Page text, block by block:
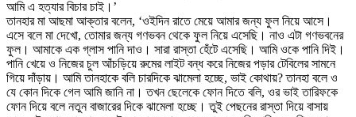
আমি এ হত্যার বিচার চাই।’
তানহার মা আছমা আক্তার বলেন, ‘ওইদিন রাতে মেয়ে আমার জন্য ফুল নিয়ে আসে।
এসে বলে মা দেখো, তোমার জন্য গণভবন থেকে ফুল নিয়ে এসেছি। নাও এটা গণভবনের
ফুল। আমাকে এক গ্লাস পানি দাও। সারা রাস্তা হেঁটে এসেছি। আমি ওকে পানি দিই।
পানি খেয়ে ও নিজের চুল আঁচড়িয়ে রুমের লাইট বন্ধ করে নিজের পড়ার টেবিলের সামনে
গিয়ে দাঁড়ায়। আমি তানহাকে বলি চারদিকে ঝামেলা হচ্ছে, ভাই কোথায়? তানহা বলে ও
যে কোন দিকে গেল আমি জানি না। তখন ছেলেকে ফোন দিতে বলি, ওর ভাই তারিফকে
ফোন দিয়ে বলে নতুন বাজারের দিকে ঝামেলা হচ্ছে। তুই পেছনের রাস্তা দিয়ে বাসায়